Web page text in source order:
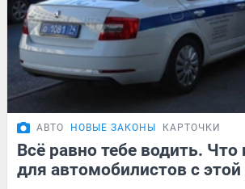
АВТО НОВЫЕ ЗАКОНЫ КАРТОЧКИ
Всё равно тебе водить. Что
для автомобилистов с этой